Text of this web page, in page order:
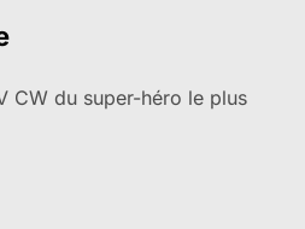
CW du super-héro le plus